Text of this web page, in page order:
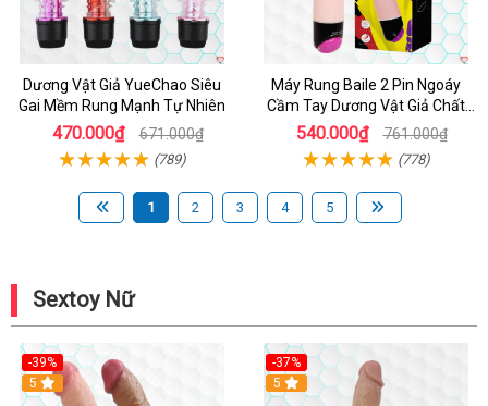
Dương Vật Giả YueChao Siêu
Gai Mềm Rung Mạnh Tự Nhiên
470.000₫ 671.000₫
(789)
Máy Rung Baile 2 Pin Ngoáy
Cầm Tay Dương Vật Giả Chất
Lượng
540.000₫ 761.000₫
(778)
1 2 3 4 5
Sextoy Nữ
-39%
Hot
5
-37%
5